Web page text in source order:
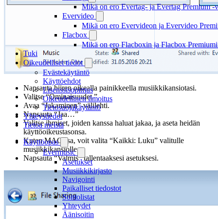
Mikä on ero Evertag- ja Evertag Premium -
Evervideo
Mikä on ero Evervideon ja Evervideo
Flacbox
Mikä on ero Flacboxin ja Flacbox
Tuki
Oikeudelliset tiedot
Evästekäytäntö
Käyttöehdot
Lisenssisopimus
Oikeudellinen ilmoitus
Tietosuojakäytäntö
Yhteystiedot
Tietoa meistä
Käyttöopas
Evermusic
Asetukset
Musiikkikirjasto
Navigointi
Paikalliset tiedostot
Soittolistat
Yhteydet
Äänisoitin
Napsauta hiiren oikealla painikkeella musiikkikansiotasi.
Valitse “Ominaisuudet.”
Avaa “Jakaminen”-välilehti.
Napsauta “Jaa…”
Valitse ihmiset, joiden kanssa haluat jakaa, ja aseta heidän
käyttöoikeustasonsa.
Kuten MACissa, voit valita “Kaikki: Luku” valitulle
musiikkikansiolle.
Napsauta “Valmis” tallentaaksesi asetuksesi.